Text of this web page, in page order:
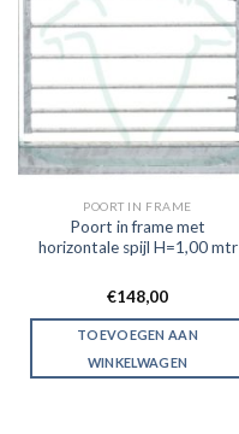
POORT IN FRAME
Poort in frame met
horizontale spijl H=1,00 mtr
€148,00
TOEVOEGEN AAN
WINKELWAGEN